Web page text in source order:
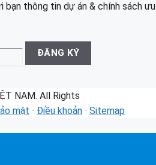
thông tin dự án & chính sách ưu
ĐĂNG KÝ
NAM. All Rights
mật · Điều khoản · Sitemap